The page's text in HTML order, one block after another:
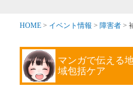
HOME > イベント情報 > 障害者 >
マンガで伝える
域包括ケア